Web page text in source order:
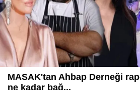
MASAK'tan Ahbap Derneği
ne kadar bağ...